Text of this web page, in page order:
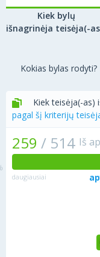
Kiek bylų
išnagrinėja teisėja(-
Kokias bylas rodyti?
Kiek teisėja(-as)
pagal šį kriterijų
259 / 514 Iš
daugiausiai